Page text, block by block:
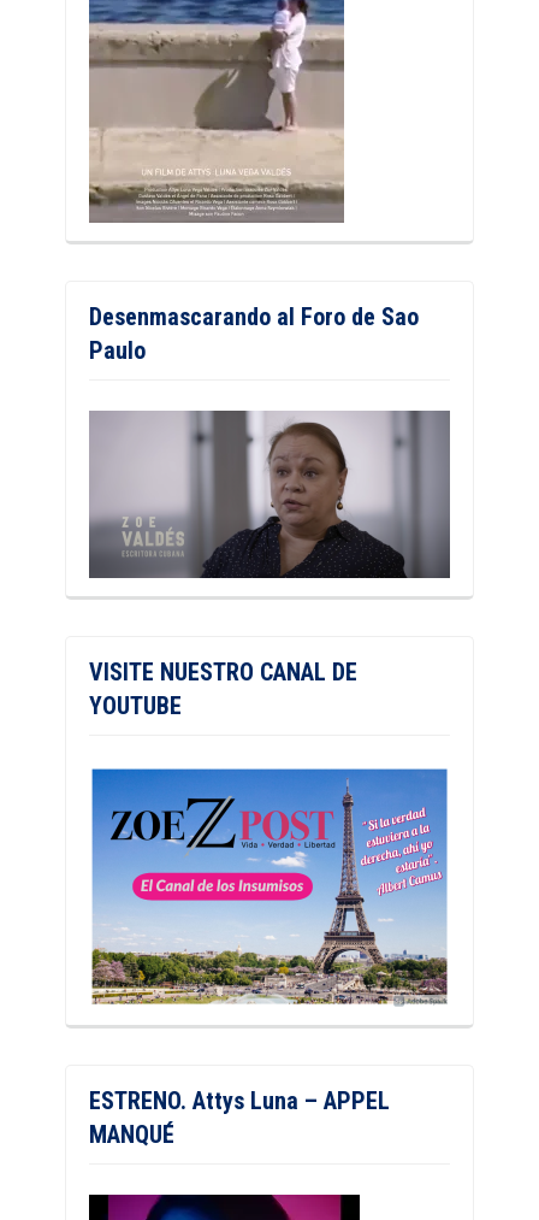
Desenmascarando al Foro de Sao
Paulo
VISITE NUESTRO CANAL DE
YOUTUBE
ESTRENO. Attys Luna – APPEL
MANQUÉ